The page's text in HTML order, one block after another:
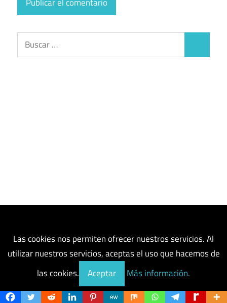
Buscar:
Síguenos en redes sociales
Las cookies nos permiten ofrecer nuestros servicios. Al
utilizar nuestros servicios, aceptas el uso que hacemos de
las cookies.
Aceptar Más información.